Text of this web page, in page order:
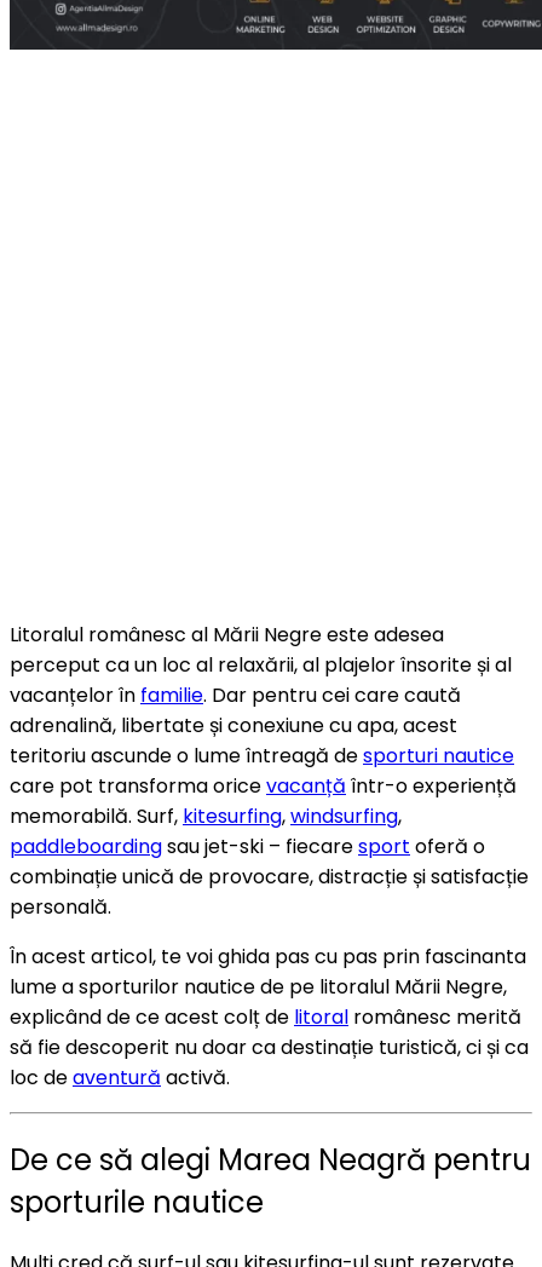
Litoralul românesc al Mării Negre este adesea
perceput ca un loc al relaxării, al plajelor însorite și al
vacanțelor în familie. Dar pentru cei care caută
adrenalină, libertate și conexiune cu apa, acest
teritoriu ascunde o lume întreagă desporturi nautice
care pot transforma oricevacanță într-o experiență
memorabilă. Surf, kitesurfing,windsurfing,
paddleboardingsau jet-ski – fiecaresport oferă o
combinație unică de provocare, distracție și satisfacție
personală.
În acest articol, te voi ghida pas cu pas prin fascinanta
lume a sporturilor nautice de pe litoralul Mării Negre,
explicând de ce acest colț de litoral românesc merită
să fie descoperit nu doar ca destinație turistică, ci și ca
loc deaventură activă.
De ce să alegi Marea Neagră pentru
sporturile nautice